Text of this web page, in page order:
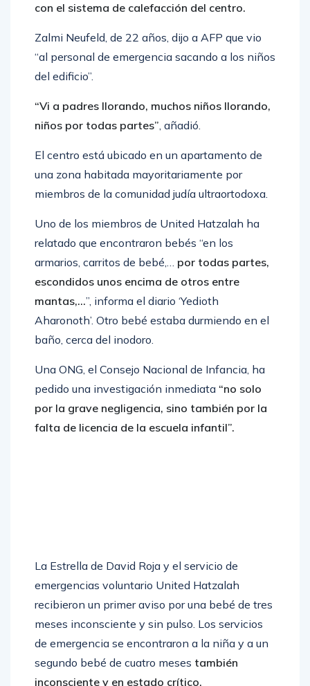
con el sistema de calefacción del centro.
Zalmi Neufeld, de 22 años, dijo a AFP que vio
“al personal de emergencia sacando a los niños
del edificio”.
“Vi a padres llorando, muchos niños llorando,
niños por todas partes”, añadió.
El centro está ubicado en un apartamento de
una zona habitada mayoritariamente por
miembros de la comunidad judía ultraortodoxa.
Uno de los miembros de United Hatzalah ha
relatado que encontraron bebés “en los
armarios, carritos de bebé,… por todas partes,
escondidos unos encima de otros entre
mantas,…”, informa el diario ‘Yedioth
Aharonoth’. Otro bebé estaba durmiendo en el
baño, cerca del inodoro.
Una ONG, el Consejo Nacional de Infancia, ha
pedido una investigación inmediata “no solo
por la grave negligencia, sino también por la
falta de licencia de la escuela infantil”.
La Estrella de David Roja y el servicio de
emergencias voluntario United Hatzalah
recibieron un primer aviso por una bebé de tres
meses inconsciente y sin pulso. Los servicios
de emergencia se encontraron a la niña y a un
segundo bebé de cuatro meses también
inconsciente y en estado crítico.